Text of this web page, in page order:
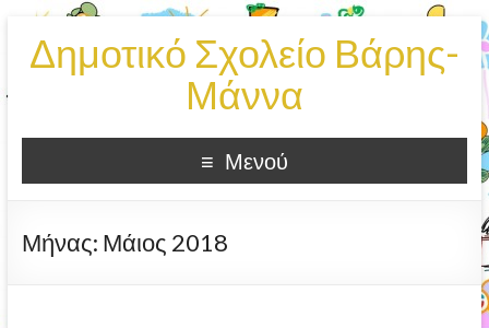
Δημοτικό Σχολείο Βάρης-
Μάννα
Μενού
Μήνας: Μάιος 2018